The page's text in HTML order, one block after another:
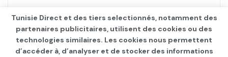
Tunisie Direct et des tiers selectionnés, notamment des
partenaires publicitaires, utilisent des cookies ou des
technologies similaires. Les cookies nous permettent
d’accéder à, d’analyser et de stocker des informations